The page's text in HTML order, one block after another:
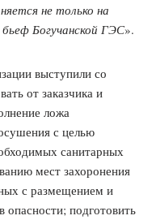
не только на
Богучанской ГЭС».
выступили со
от заказчика и
ложа
с целью
санитарных
мест захоронения
с размещением и
опасности; подготовить